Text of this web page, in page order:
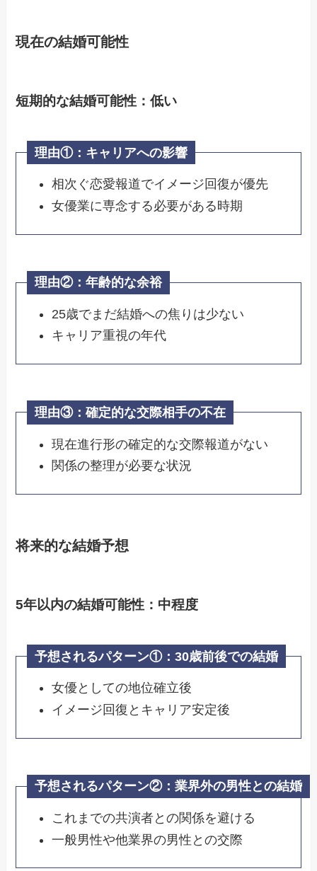
現在の結婚可能性
短期的な結婚可能性：低い
理由①：キャリアへの影響
相次ぐ恋愛報道でイメージ回復が優先
女優業に専念する必要がある時期
理由②：年齢的な余裕
25歳でまだ結婚への焦りは少ない
キャリア重視の年代
理由③：確定的な交際相手の不在
現在進行形の確定的な交際報道がない
関係の整理が必要な状況
将来的な結婚予想
5年以内の結婚可能性：中程度
予想されるパターン①：30歳前後での結婚
女優としての地位確立後
イメージ回復とキャリア安定後
予想されるパターン②：業界外の男性との結婚
これまでの共演者との関係を避ける
一般男性や他業界の男性との交際